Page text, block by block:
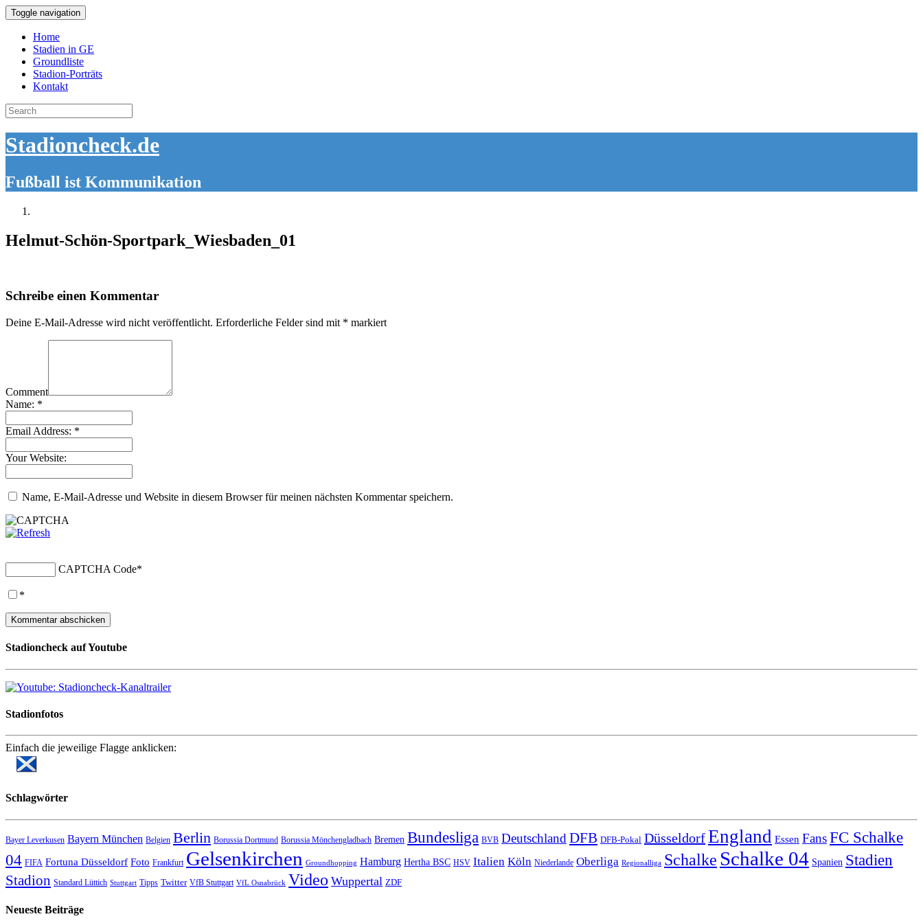
Toggle navigation
Home
Stadien in GE
Groundliste
Stadion-Porträts
Kontakt
Search
for:
Stadioncheck.de
Fußball ist Kommunikation
Helmut-Schön-Sportpark_Wiesbaden_01
Schreibe einen Kommentar
Deine E-Mail-Adresse wird nicht veröffentlicht. Erforderliche Felder sind mit * markiert
Comment
Name: *
Email Address: *
Your Website:
Name, E-Mail-Adresse und Website in diesem Browser für meinen nächsten Kommentar speichern.
CAPTCHA Code*
*
Stadioncheck auf Youtube
Stadionfotos
Einfach die jeweilige Flagge anklicken:
Schlagwörter
Bayer Leverkusen Bayern München Belgien Berlin Borussia Dortmund Borussia Mönchengladbach Bremen Bundesliga BVB Deutschland DFB DFB-Pokal DüsseldorfEngland Essen FansFC Schalke
04 FIFA Fortuna Düsseldorf Foto Frankfurt Gelsenkirchen Groundhopping Hamburg Hertha BSC HSV Italien Köln Niederlande Oberliga Regionalliga Schalke Schalke 04 Spanien Stadien
Stadion Standard Lüttich Stuttgart Tipps Twitter VfB Stuttgart VfL Osnabrück Video Wuppertal ZDF
Neueste Beiträge